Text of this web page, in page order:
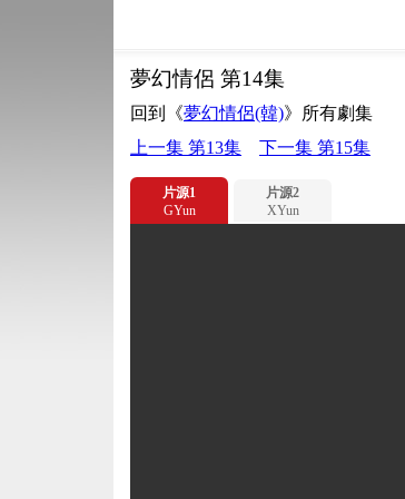
夢幻情侶 第14集
回到《夢幻情侶(韓)》所有劇集
上一集 第13集
下一集 第15集
片源1
GYun
片源2
XYun